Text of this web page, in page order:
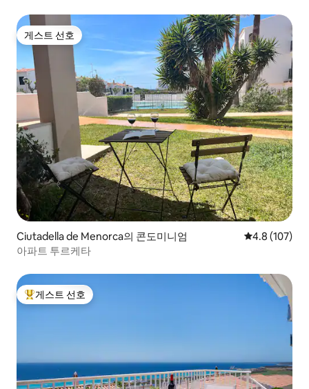
게스트 선호
게스트 선호
Ciutadella de Menorca의 콘도미니엄 평점 4.8점(5
4.8 (107)
아파트 투르케타
상위 게스트 선호
게스트 선호